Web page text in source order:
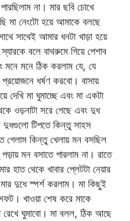
না। মার ছবি চোখে
মা নেংটো হয়ে আমাকে বলছে
সাথেই আমার ধনটা খাড়া হয়ে
বলে বাথরুমে গিয়ে পেশাব
মনে ঠিক করলাম যে, যে
ধর্ষণ করবো। বাসায়
দেখি মা ঘুমাচ্ছে এবং মা একটা
ওড়নাটা সরে গেছে এবং দুধ
টিপতে কিন্তু সাহস
গেলাম কিন্তু খেলায় মন বসছিল
মন বসাতে পারলাম না। রাতে
হাত থেকে খাবার প্লেটটা নেয়ার
দুধে স্পর্শ করলাম। মা কিছুই
খাওয়া শেষ করে মাকে
ঘুমাবো। মা বলল, ঠিক আছে